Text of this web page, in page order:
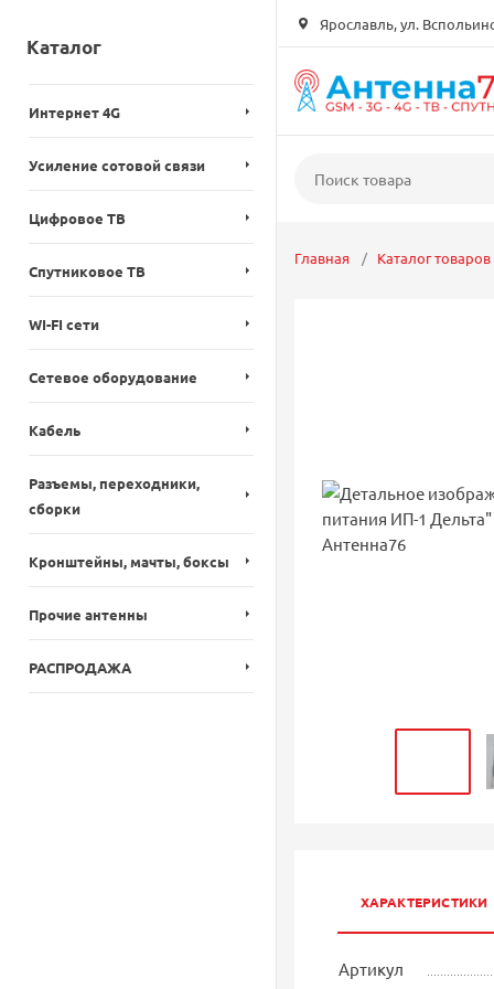
Ярославль, ул.
Каталог
Интернет 4G
Усиление сотовой связи
Цифровое ТВ
Спутниковое ТВ
WI-FI сети
Сетевое оборудование
Кабель
Разъемы, переходники,
сборки
Кронштейны, мачты, боксы
Прочие антенны
РАСПРОДАЖА
Главная Каталог товаров
ХАРАКТЕРИСТИКИ
Артикул